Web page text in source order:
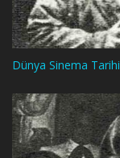
Dünya Sinema Tarihi